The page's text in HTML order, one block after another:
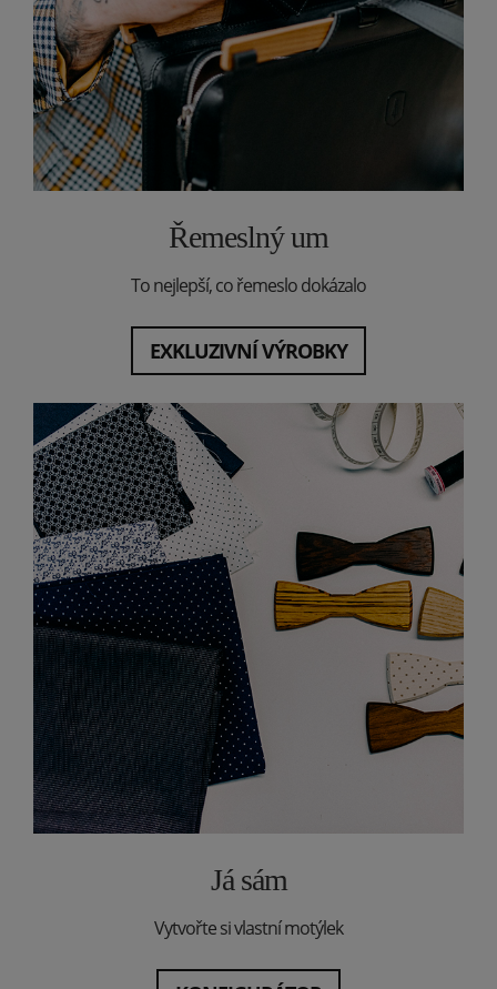
Řemeslný um
To nejlepší, co řemeslo dokázalo
EXKLUZIVNÍ VÝROBKY
Já sám
Vytvořte si vlastní motýlek